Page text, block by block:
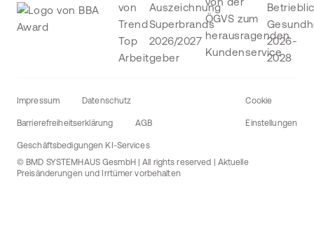
Impressum Datenschutz
Barrierefreiheitserklärung AGB
Geschäftsbedigungen KI-Services
Cookie
Einstellungen
© BMD SYSTEMHAUS GesmbH | All rights reserved | Aktuelle
Preisänderungen und Irrtümer vorbehalten